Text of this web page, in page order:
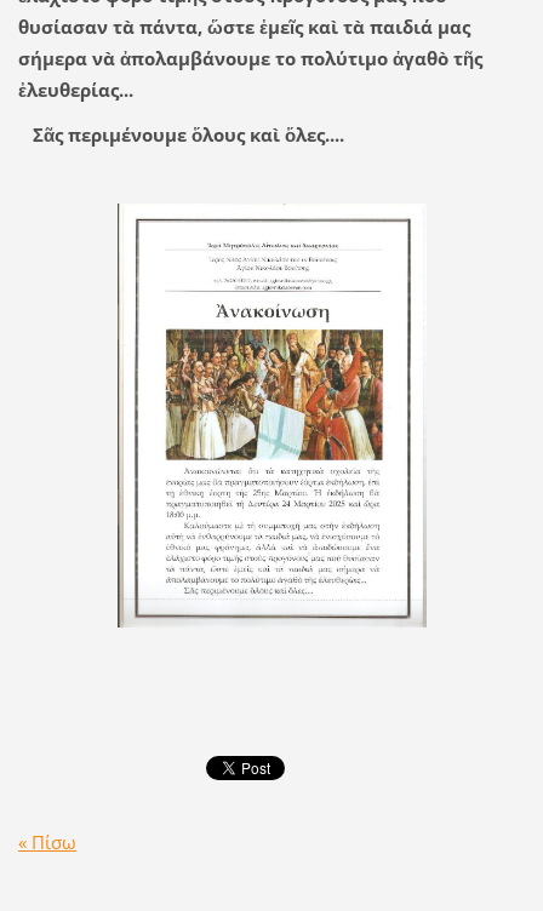
θυσίασαν τὰ πάντα, ὥστε ἐμεῖς καὶ τὰ παιδιά μας
σήμερα νὰ ἀπολαμβάνουμε το πολύτιμο ἀγαθὸ τῆς
ἐλευθερίας...
Σᾶς περιμένουμε ὅλους καὶ ὅλες....
« Πίσω